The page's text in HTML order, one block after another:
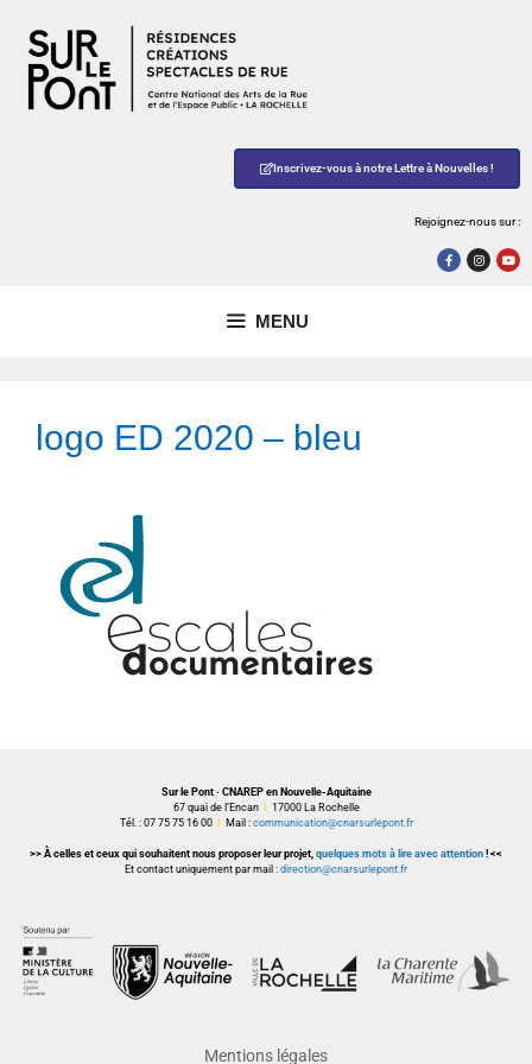
Inscrivez-vous à notre Lettre à Nouvelles !
Rejoignez-nous sur :
MENU
logo ED 2020 – bleu
Sur le Pont · CNAREP en Nouvelle-Aquitaine
67 quai de l’Encan
17000 La Rochelle
Tél. : 07 75 75 16 00
Mail : communication@cnarsurlepont.fr
>> À celles et ceux qui souhaitent nous proposer leur projet, quelques mots à lire avec attention ! <<
Et contact uniquement par mail : direction@cnarsurlepont.fr
Mentions légales